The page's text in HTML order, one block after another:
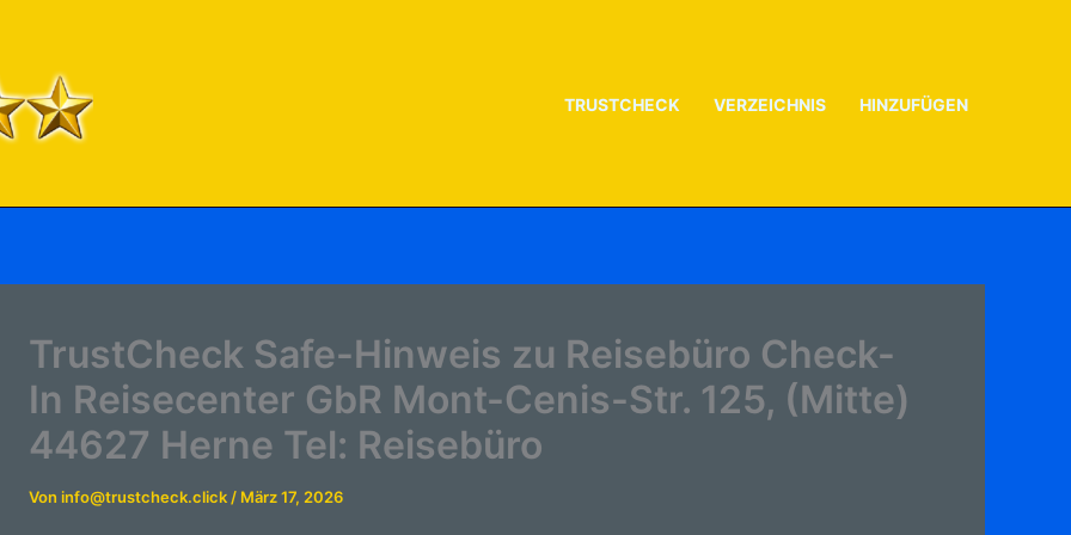
TRUSTCHECK VERZEICHNIS HINZUFÜGEN
TrustCheck Safe-Hinweis zu Reisebüro Check-
In Reisecenter GbR Mont-Cenis-Str. 125, (Mitte)
44627 Herne Tel: Reisebüro
Von info@trustcheck.click / März 17, 2026